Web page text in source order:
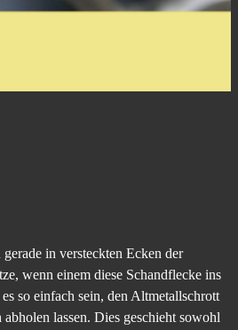
in versteckten Ecken der
wenn einem diese Schandflecke ins
so einfach sein, den Altmetallschrott
lassen. Dies geschieht sowohl